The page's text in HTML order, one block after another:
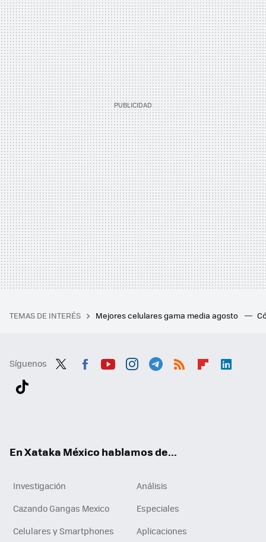
TEMAS DE INTERÉS Mejores celulares gama media agosto
Síguenos
En Xataka México hablamos de...
Investigación
Análisis
Cazando Gangas Mexico
Especiales
Celulares y Smartphones
Aplicaciones